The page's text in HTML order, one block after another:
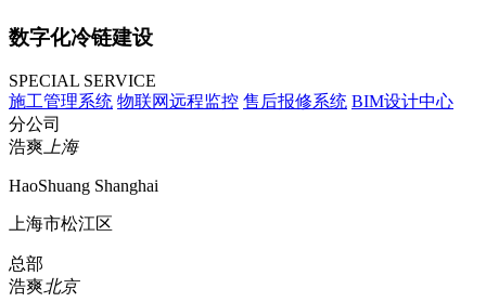
数字化冷链建设
SPECIAL SERVICE
施工管理系统 物联网远程监控 售后报修系统 BIM设计中心
分公司
浩爽上海
HaoShuang Shanghai
上海市松江区
总部
浩爽北京